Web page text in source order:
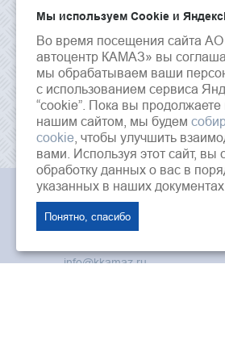
Мы используем Сookie и
Во время посещения сайта АО
автоцентр КАМАЗ» вы
мы обрабатываем ваши
с использованием сервиса
“cookie”. Пока вы продолжаете
нашим сайтом, мы будем
cookie , чтобы улучшить
вами. Используя этот сайт, вы
обработку данных о вас в
указанных в наших документах.
Понятно, спасибо
353202, Россия,
Динская, ул. Красная,
info@kkamaz.ru